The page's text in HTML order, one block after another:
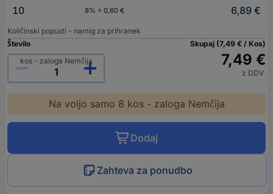
10
8% = 0,60 € 6,89 €
Količinski popusti - namig za prihranek
Število
kos - zaloga Nemčija
Skupaj (7,49 € / Kos)
7,49 €
z DDV
Na voljo samo 8 kos - zaloga Nemčija
Dodaj
Zahteva za ponudbo